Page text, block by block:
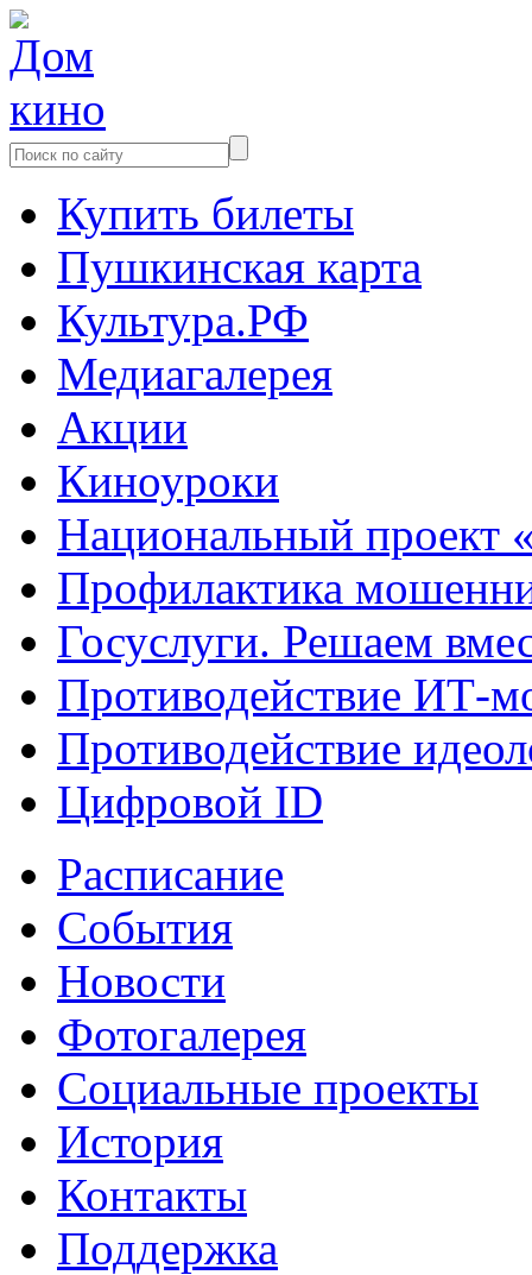
Купить билеты
Пушкинская карта
Культура.РФ
Медиагалерея
Акции
Киноуроки
Национальный проект
Профилактика
Госуслуги. Решаем
Противодействие ИТ-
Противодействие
Цифровой ID
Расписание
События
Новости
Фотогалерея
Социальные проекты
История
Контакты
Поддержка